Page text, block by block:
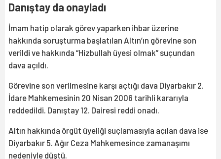
Danıştay da onayladı
İmam hatip olarak görev yaparken ihbar üzerine
hakkında soruşturma başlatılan Altın’ın görevine son
verildi ve hakkında “Hizbullah üyesi olmak” suçundan
dava açıldı.
Görevine son verilmesine karşı açtığı dava Diyarbakır 2.
İdare Mahkemesinin 20 Nisan 2006 tarihli kararıyla
reddedildi. Danıştay 12. Dairesi reddi onadı.
Altın hakkında örgüt üyeliği suçlamasıyla açılan dava ise
Diyarbakır 5. Ağır Ceza Mahkemesince zamanaşımı
nedeniyle düştü.